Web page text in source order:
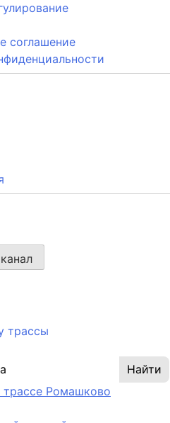
соглашение
трассы
трассе Ромашково